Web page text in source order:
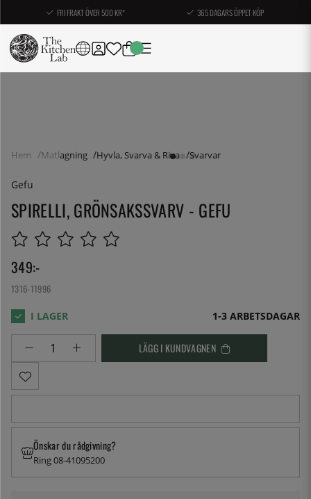
FRI FRAKT ÖVER 500 KR* 365 DAGARS ÖPPET KÖP
Hem Matlagning Hyvla, Svarva & Riva Svarvar
Gefu
SPIRELLI, GRÖNSAKSSVARV - GEFU
349:-
1316-11996
1-3 ARBETSDAGAR
LÄGG I KUNDVAGNEN
Önskar du rådgivning?
Ring 08-41095200